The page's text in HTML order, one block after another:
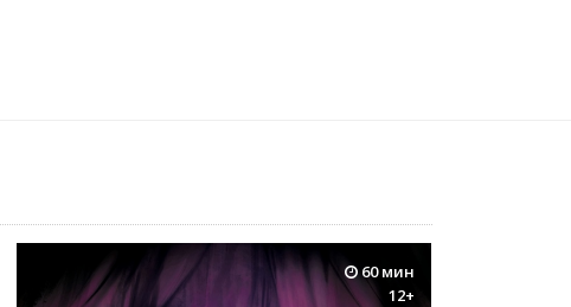
60 мин
12+